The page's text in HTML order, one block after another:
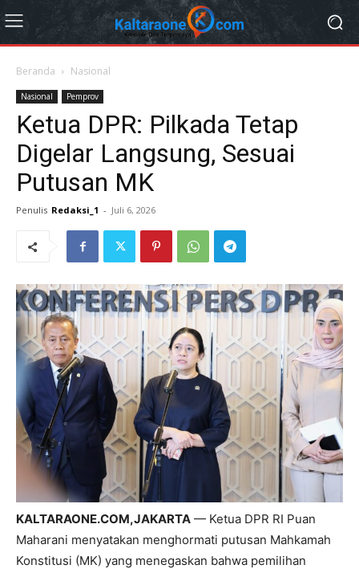
Beranda Nasional
Nasional Pemprov
Ketua DPR: Pilkada Tetap
Digelar Langsung, Sesuai
Putusan MK
Penulis Redaksi_1 - Juli 6, 2026
KALTARAONE.COM,JAKARTA — Ketua DPR RI Puan
Maharani menyatakan menghormati putusan Mahkamah
Konstitusi (MK) yang menegaskan bahwa pemilihan